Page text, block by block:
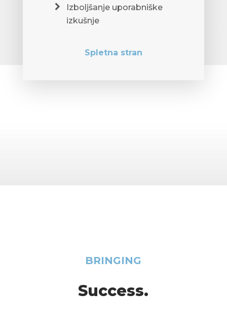
Izboljšanje uporabniške
izkušnje
Spletna stran
BRINGING
Success.